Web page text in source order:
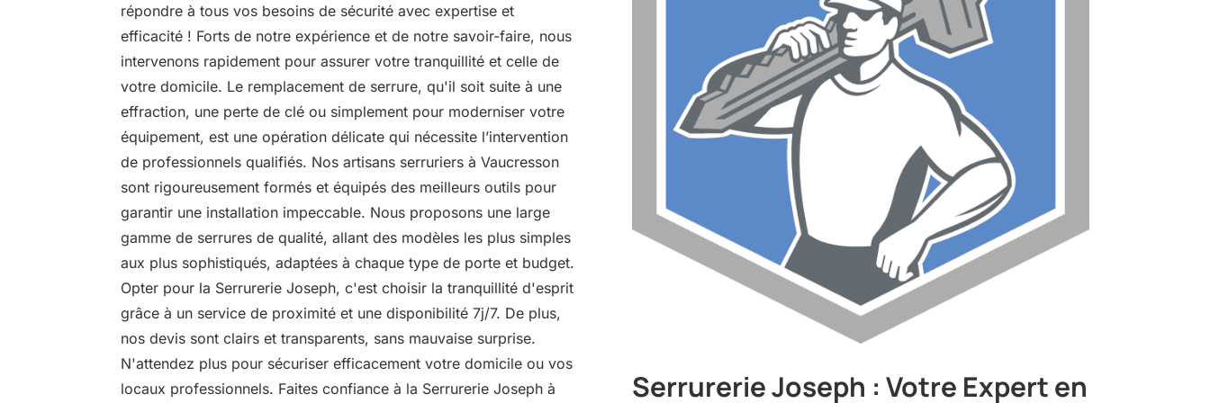
répondre à tous vos besoins de sécurité avec expertise et
efficacité ! Forts de notre expérience et de notre savoir-faire, nous
intervenons rapidement pour assurer votre tranquillité et celle de
votre domicile. Le remplacement de serrure, qu'il soit suite à une
effraction, une perte de clé ou simplement pour moderniser votre
équipement, est une opération délicate qui nécessite l’intervention
de professionnels qualifiés. Nos artisans serruriers à Vaucresson
sont rigoureusement formés et équipés des meilleurs outils pour
garantir une installation impeccable. Nous proposons une large
gamme de serrures de qualité, allant des modèles les plus simples
aux plus sophistiqués, adaptées à chaque type de porte et budget.
Opter pour la Serrurerie Joseph, c'est choisir la tranquillité d'esprit
grâce à un service de proximité et une disponibilité 7j/7. De plus,
nos devis sont clairs et transparents, sans mauvaise surprise.
N'attendez plus pour sécuriser efficacement votre domicile ou vos
locaux professionnels. Faites confiance à la Serrurerie Joseph à
Serrurerie Joseph : Votre Expert en